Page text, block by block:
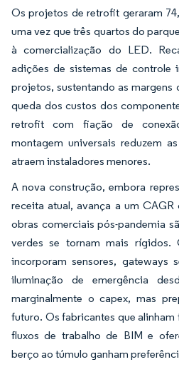
Os projetos de retrofit geraram
uma vez que três quartos do
à comercialização do LED.
adições de sistemas de controle
projetos, sustentando as margens
queda dos custos dos
retrofit com fiação de
montagem universais reduzem
atraem instaladores menores.
A nova construção, embora
receita atual, avança a um CAGR
obras comerciais pós-pandemia
verdes se tornam mais rígidos.
incorporam sensores, gateways
iluminação de emergência
marginalmente o capex, mas
futuro. Os fabricantes que
fluxos de trabalho de BIM e
berço ao túmulo ganham